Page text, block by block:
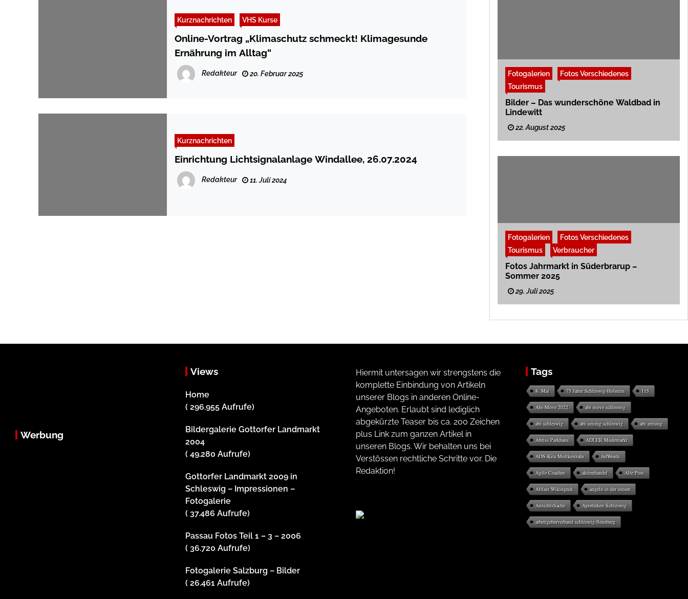
Kurznachrichten VHS Kurse
Online-Vortrag „Klimaschutz schmeckt! Klimagesunde
Ernährung im Alltag“
Redakteur 20. Februar 2025
Kurznachrichten
Einrichtung Lichtsignalanlage Windallee, 26.07.2024
Redakteur 11. Juli 2024
Fotogalerien
Fotos Verschiedenes
Tourismus
Bilder – Das wunderschöne Waldbad in
Lindewitt
22. August 2025
Fotogalerien
Fotos Verschiedenes
Tourismus
Verbraucher
Fotos Jahrmarkt in Süderbrarup –
Sommer 2025
29. Juli 2025
Werbung
Views
Home
( 296.955 Aufrufe)
Bildergalerie Gottorfer Landmarkt
2004
( 49.280 Aufrufe)
Gottorfer Landmarkt 2009 in
Schleswig – Impressionen –
Fotogalerie
( 37.486 Aufrufe)
Passau Fotos Teil 1 – 3 – 2006
( 36.720 Aufrufe)
Fotogalerie Salzburg – Bilder
( 26.461 Aufrufe)
Hiermit untersagen wir strengstens die
komplette Einbindung von Artikeln
unserer Blogs in anderen Online-
Angeboten. Erlaubt sind lediglich
abgekürzte Teaser bis ca. 200 Zeichen
plus Link zum ganzen Artikel in
unseren Blogs. Wir behalten uns bei
Verstössen rechtliche Schritte vor. Die
Redaktion!
Tags
8. Mai 75 Jahre Schleswig-Holstein 115
Abi-Move 2022 abi move schleswig
abi schleswig abi umzug schleswig abi zeitung
Abriss Parkhaus ADLER Modemarkt
ADS-Kita Moltkestraße AdWords
Agile Coaches aktienhandel Alte Post
Altlast Wikingeck angeln in der ostsee
AnsichtsSache Apotheken Schleswig
arbeitgeberverband schleswig-flensburg